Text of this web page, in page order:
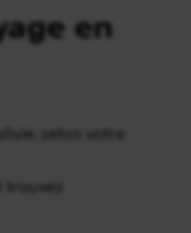
en
selon votre